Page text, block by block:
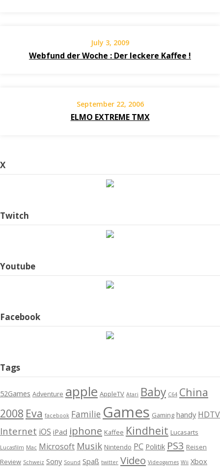
July 3, 2009
Webfund der Woche : Der leckere Kaffee !
September 22, 2006
ELMO EXTREME TMX
X
Twitch
Youtube
Facebook
Tags
52Games Adventure apple AppleTV Atari Baby C64 China
2008 Eva facebook Familie Games Gaming handy HDTV
Internet iOS iPad iphone Kaffee Kindheit Lucasarts
Lucasfilm Mac Microsoft Musik Nintendo PC Politik PS3 Reisen
Review Schweiz Sony Sound Spaß twitter Video Videogames Wii Xbox